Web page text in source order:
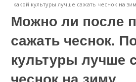
какой культуры лучше сажать чеснок на
Можно ли после
сажать чеснок.
культуры лучше